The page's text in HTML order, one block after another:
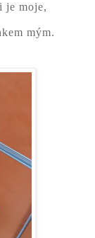
je moje,
mým.